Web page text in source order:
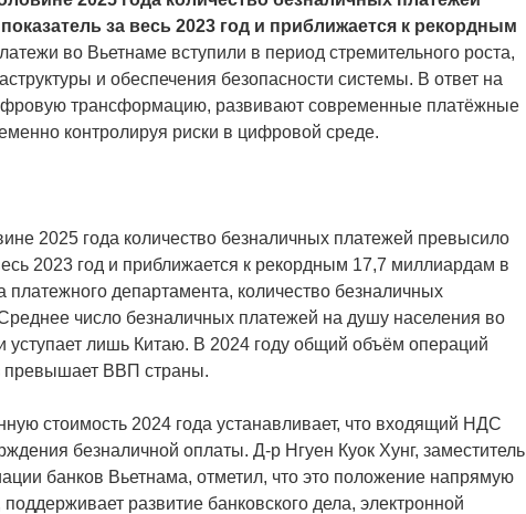
за весь 2023 год и приближается к рекордным
во Вьетнаме вступили в период стремительного роста,
и обеспечения безопасности системы. В ответ на
трансформацию, развивают современные платёжные
контролируя риски в цифровой среде.
2025 года количество безналичных платежей превысило
2023 год и приближается к рекордным 17,7 миллиардам в
департамента, количество безналичных
число безналичных платежей на душу населения во
лишь Китаю. В 2024 году общий объём операций
превышает ВВП страны.
стоимость 2024 года устанавливает, что входящий НДС
безналичной оплаты. Д-р Нгуен Куок Хунг, заместитель
банков Вьетнама, отметил, что это положение напрямую
развитие банковского дела, электронной